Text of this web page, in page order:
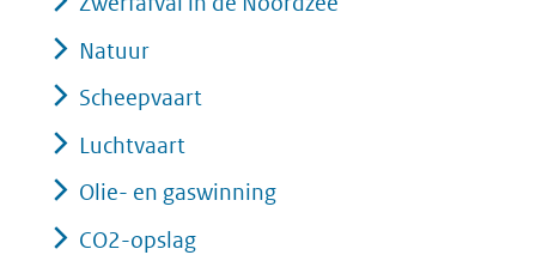
Natuur
Scheepvaart
Luchtvaart
Olie- en gaswinning
CO2-opslag